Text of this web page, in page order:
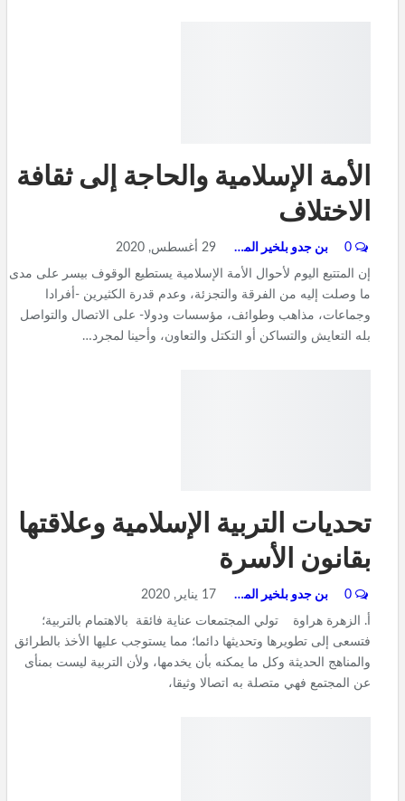
الأمة الإسلامية والحاجة إلى ثقافة
الاختلاف
بن جدو بلخير المشرف العام 29 أغسطس, 2020
إن المتتبع اليوم لأحوال الأمة الإسلامية يستطيع الوقوف بيسر على مدى
ما وصلت إليه من الفرقة والتجزئة، وعدم قدرة الكثيرين -أفرادا
وجماعات، مذاهب وطوائف، مؤسسات ودولا- على الاتصال والتواصل
بله التعايش والتساكن أو التكتل والتعاون، وأحينا لمجرد…
تحديات التربية الإسلامية وعلاقتها
بقانون الأسرة
بن جدو بلخير المشرف العام 17 يناير, 2020
أ. الزهرة هراوة تولي المجتمعات عناية فائقة بالاهتمام بالتربية؛
فتسعى إلى تطويرها وتحديثها دائما؛ مما يستوجب عليها الأخذ بالطرائق
والمناهج الحديثة وكل ما يمكنه بأن يخدمها، ولأن التربية ليست بمنأى
عن المجتمع فهي متصلة به اتصالا وثيقا،